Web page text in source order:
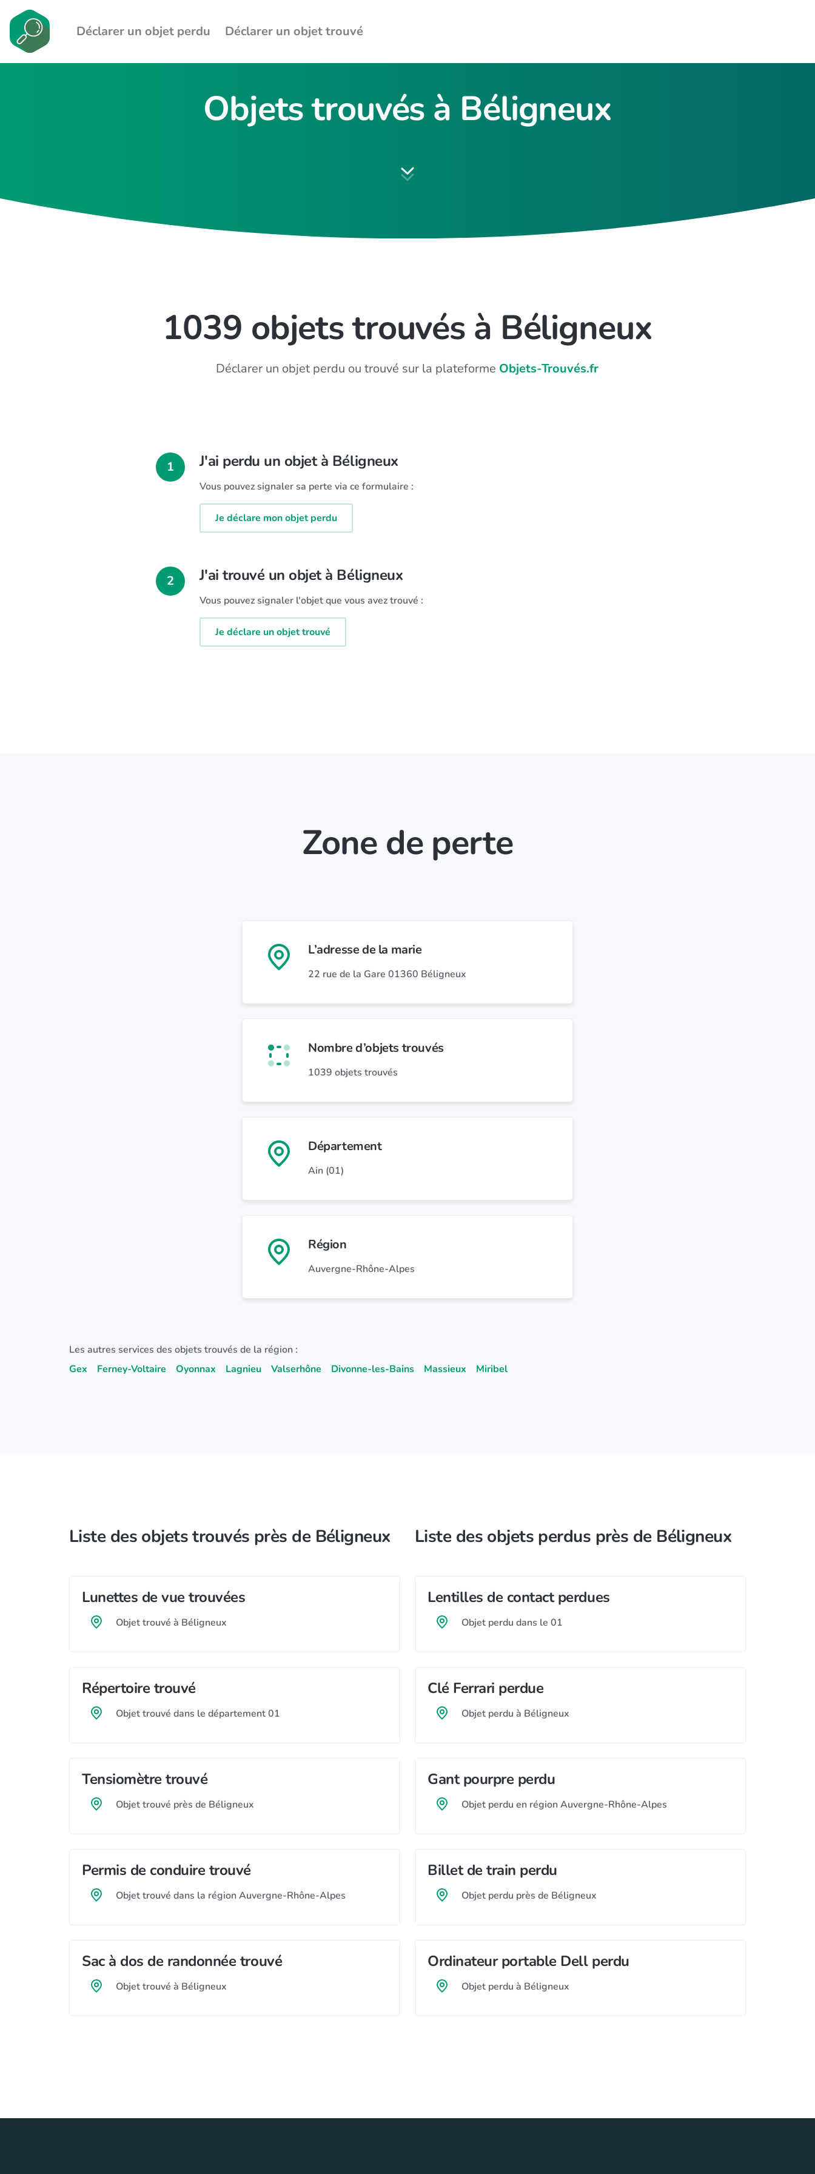
Déclarer un objet perdu Déclarer un objet trouvé
Objets trouvés à Béligneux
1039 objets trouvés à Béligneux
Déclarer un objet perdu ou trouvé sur la plateforme Objets-Trouvés.fr
1 J'ai perdu un objet à Béligneux
Vous pouvez signaler sa perte via ce formulaire :
Je déclare mon objet perdu
2 J'ai trouvé un objet à Béligneux
Vous pouvez signaler l'objet que vous avez trouvé :
Je déclare un objet trouvé
Zone de perte
L’adresse de la marie
22 rue de la Gare 01360 Béligneux
Nombre d’objets trouvés
1039 objets trouvés
Département
Ain (01)
Région
Auvergne-Rhône-Alpes
Les autres services des objets trouvés de la région :
Gex
Ferney-Voltaire Oyonnax Lagnieu Valserhône Divonne-les-Bains Massieux Miribel
Liste des objets trouvés près de Béligneux
Lunettes de vue trouvées
Objet trouvé à Béligneux
Répertoire trouvé
Objet trouvé dans le département 01
Tensiomètre trouvé
Objet trouvé près de Béligneux
Permis de conduire trouvé
Objet trouvé dans la région Auvergne-Rhône-Alpes
Sac à dos de randonnée trouvé
Objet trouvé à Béligneux
Liste des objets perdus près de Béligneux
Lentilles de contact perdues
Objet perdu dans le 01
Clé Ferrari perdue
Objet perdu à Béligneux
Gant pourpre perdu
Objet perdu en région Auvergne-Rhône-Alpes
Billet de train perdu
Objet perdu près de Béligneux
Ordinateur portable Dell perdu
Objet perdu à Béligneux